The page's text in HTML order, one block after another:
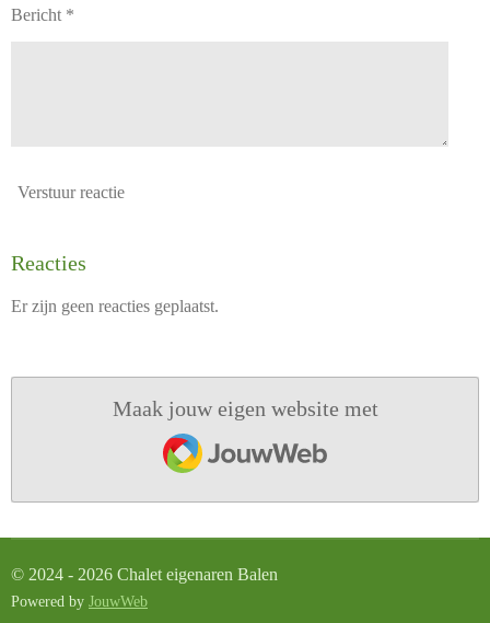
Bericht *
Verstuur reactie
Reacties
Er zijn geen reacties geplaatst.
Maak jouw eigen website met
JouwWeb
© 2024 - 2026 Chalet eigenaren Balen
Powered by JouwWeb